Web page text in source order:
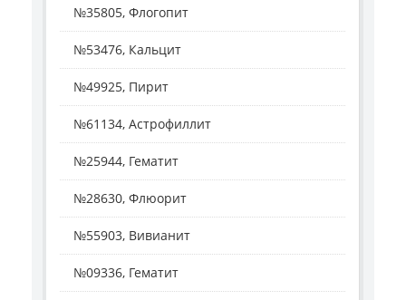
№35805, Флогопит
№53476, Кальцит
№49925, Пирит
№61134, Астрофиллит
№25944, Гематит
№28630, Флюорит
№55903, Вивианит
№09336, Гематит